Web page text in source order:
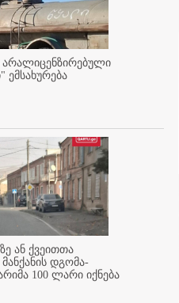
არალიცენზირებული
ან ქვეითთა
დგომა-
100 ლარი იქნება